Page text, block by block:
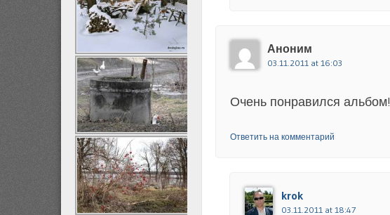
Аноним
03.11.2011 at 16:03
Очень понравился альбом!
Ответить на комментарий
krok
03.11.2011 at 18:47